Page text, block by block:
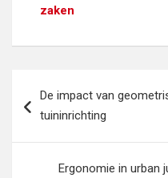
zaken
navigatie
De impact van
tuininrichting
Ergonomie in urban